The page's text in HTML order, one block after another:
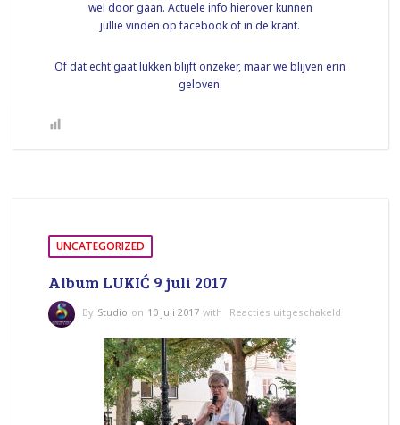
wel door gaan. Actuele info hierover kunnen
jullie vinden op facebook of in de krant.
Of dat echt gaat lukken blijft onzeker, maar we blijven erin
geloven.
UNCATEGORIZED
Album LUKIĆ 9 juli 2017
By Studio on 10 juli 2017 with Reacties uitgeschakeld